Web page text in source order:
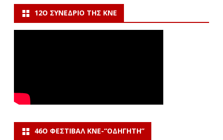
12Ο ΣΥΝΈΔΡΙΟ ΤΗΣ ΚΝΕ
46Ο ΦΕΣΤΙΒΆΛ ΚΝΕ-“ΟΔΗΓΗΤΗ”